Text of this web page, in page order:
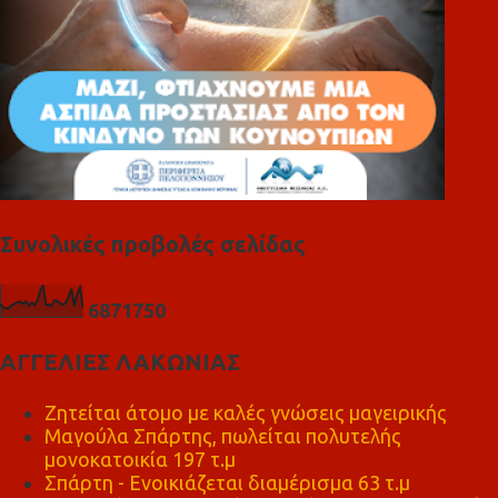
Συνολικές προβολές σελίδας
6871750
ΑΓΓΕΛΙΕΣ ΛΑΚΩΝΙΑΣ
Ζητείται άτομο με καλές γνώσεις μαγειρικής
Μαγούλα Σπάρτης, πωλείται πολυτελής
μονοκατοικία 197 τ.μ
Σπάρτη - Ενοικιάζεται διαμέρισμα 63 τ.μ